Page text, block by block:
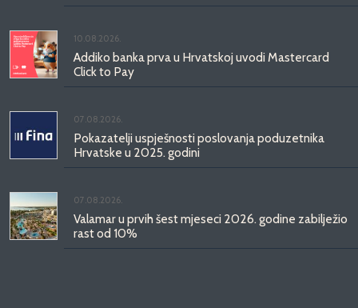
10.08.2026.
Addiko banka prva u Hrvatskoj uvodi Mastercard
Click to Pay
07.08.2026.
Pokazatelji uspješnosti poslovanja poduzetnika
Hrvatske u 2025. godini
07.08.2026.
Valamar u prvih šest mjeseci 2026. godine zabilježio
rast od 10%